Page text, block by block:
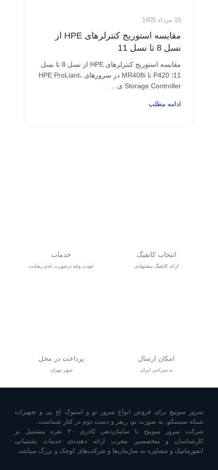
15 مرداد 1405
مقایسه استوریج کنترلرهای HPE از
نسل 8 تا نسل 11
مقایسه استوریج کنترلرهای HPE از نسل 8 تا نسل
11؛ P420 تا MR408i در سرورهای HPE ProLiant،
Storage Controller ی...
ادامه مطلب
انتخاب کانفیگ
ارائه کانفیگ پیشنهادی
خدمات
عودت وجه درصورت عدم رضایت
امکان ارسال
به سراسر ایران
پرداخت در محل
شهر تهران
سرور سوییچ برای فروش انواع سرور نو و استوک اچ پی و تجهیزات
شبکه سیسکو، به صورت نو، ریفر و دست دوم در کنار شماست.
شرکت سرور سوییچ با سامان‌دهی کادری ۳۰ نفره مشتمل بر
کارشناسان و متخصصین مجرب ارائه دهنده‌ی خدمات پشتیبانی
انفورماتیک و مشاوره به سازمان‌ها و شرکت‌های کوچک و بزرگ میباشد.